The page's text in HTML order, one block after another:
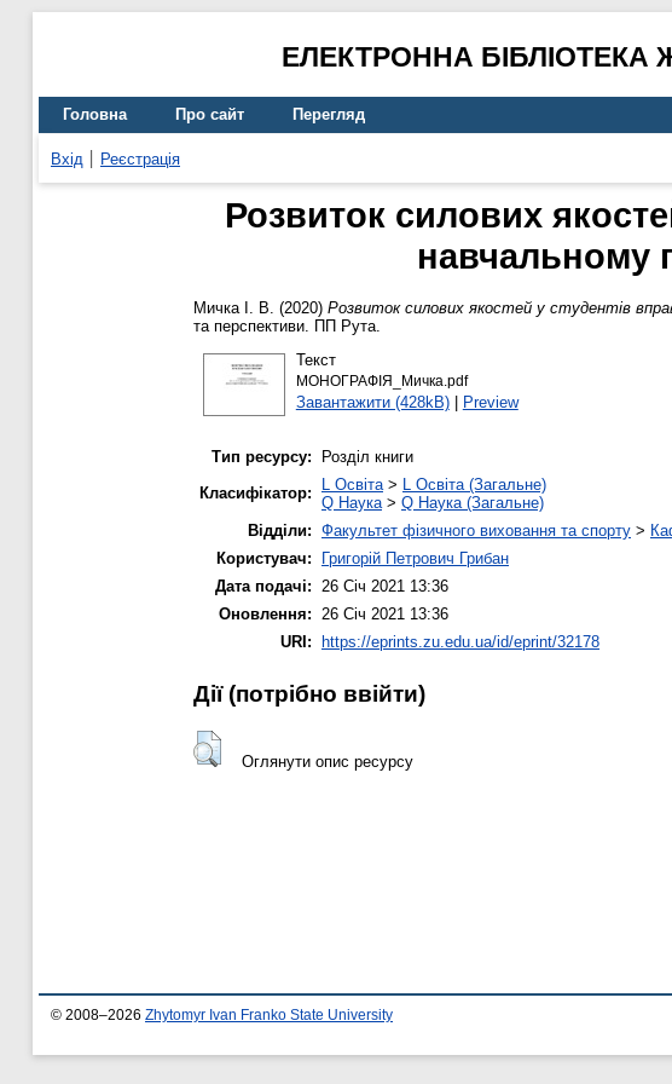
ЕЛЕКТРОННА
Головна Про сайт Перегляд
Вхід Реєстрація
Розвиток силових
навчальному
Мичка І. В. (2020) Розвиток силових якостей у студентів
та перспективи. ПП Рута.
Текст
МОНОГРАФІЯ_Мичка.pdf
Завантажити (428kB)| Preview
Тип ресурсу:
Розділ книги
Класифікатор:
L Освіта> L Освіта (Загальне)
Q Наука> Q Наука (Загальне)
Відділи: Факультет фізичного виховання та спорту >
Користувач:
Григорій Петрович Грибан
Дата подачі: 26 Січ 2021 13:36
Оновлення: 26 Січ 2021 13:36
URI:
https://eprints.zu.edu.ua/id/eprint/32178
Дії ​​(потрібно ввійти)
Оглянути опис ресурсу
© 2008–2026 Zhytomyr Ivan Franko State University